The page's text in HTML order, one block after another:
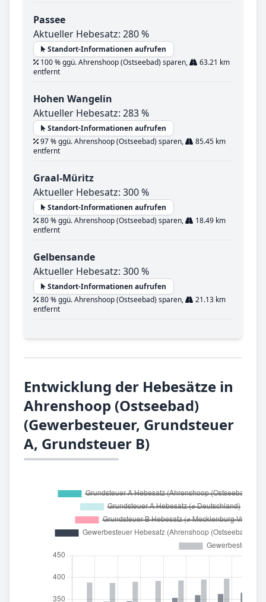
Passee
Aktueller Hebesatz: 280 %
Standort-Informationen aufrufen
100 % ggü. Ahrenshoop (Ostseebad) sparen,
63.21 km
entfernt
Hohen Wangelin
Aktueller Hebesatz: 283 %
Standort-Informationen aufrufen
97 % ggü. Ahrenshoop (Ostseebad) sparen,
85.45 km
entfernt
Graal-Müritz
Aktueller Hebesatz: 300 %
Standort-Informationen aufrufen
80 % ggü. Ahrenshoop (Ostseebad) sparen,
18.49 km
entfernt
Gelbensande
Aktueller Hebesatz: 300 %
Standort-Informationen aufrufen
80 % ggü. Ahrenshoop (Ostseebad) sparen,
21.13 km
entfernt
Entwicklung der Hebesätze in
Ahrenshoop (Ostseebad)
(Gewerbesteuer, Grundsteuer
A, Grundsteuer B)